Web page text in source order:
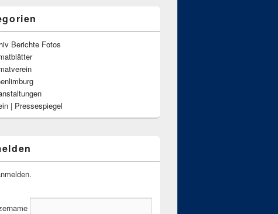
Berichte Fotos
| Pressespiegel